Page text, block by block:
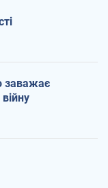
заважає